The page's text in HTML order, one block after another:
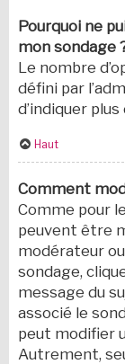
Pourquoi ne
mon sondage
Le nombre
défini par
d’indiquer
Haut
Comment
Comme pour
peuvent être
modérateur
sondage,
message du
associé le
peut modifier
Autrement,